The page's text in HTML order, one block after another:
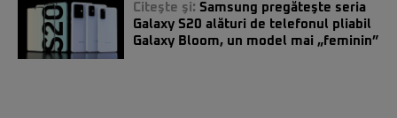
Citeşte şi: Samsung pregăteşte seria
Galaxy S20 alături de telefonul pliabil
Galaxy Bloom, un model mai „feminin”